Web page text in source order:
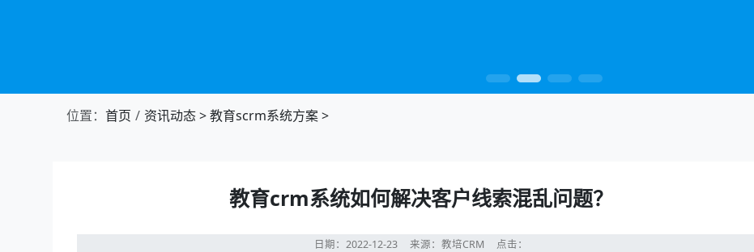
位置： 首页 资讯动态>教育scrm系统方案>
教育crm系统如何解决客户线索混乱问题？
日期：2022-12-23来源：教培CRM 点击：